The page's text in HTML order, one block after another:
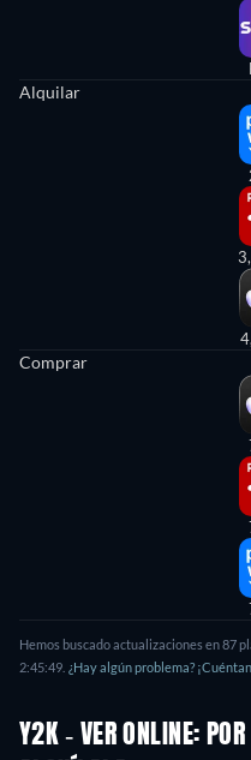
Alquilar
Comprar
Hemos buscado actualizaciones en 87
2:45:49. ¿Hay algún problema?
Y2K - VER ONLINE: